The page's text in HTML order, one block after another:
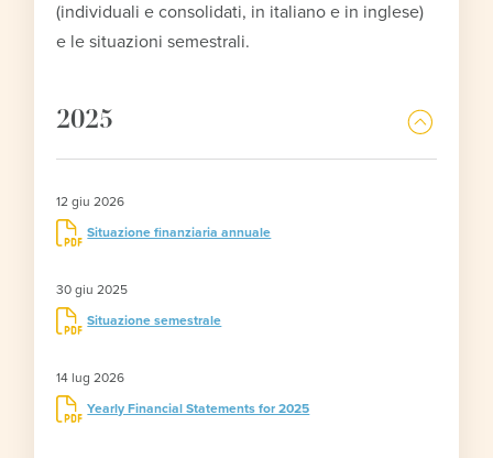
(individuali e consolidati, in italiano e in inglese)
e le situazioni semestrali.
2025
12 giu 2026
Situazione finanziaria annuale
30 giu 2025
Situazione semestrale
14 lug 2026
Yearly Financial Statements for 2025